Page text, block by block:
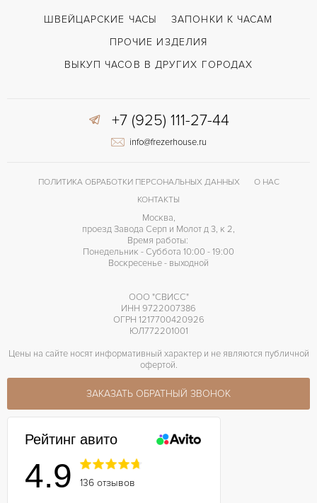
ВОЗМОЖНОСТИ ДОСТАВКИ С документами
Двойной сложности застежка
ШВЕЙЦАРСКИЕ ЧАСЫ
ЗАПОНКИ К ЧАСАМ
ПРОЧИЕ ИЗДЕЛИЯ
ВЫКУП ЧАСОВ В ДРУГИХ ГОРОДАХ
+7 (925) 111-27-44
info@frezerhouse.ru
ПОЛИТИКА ОБРАБОТКИ ПЕРСОНАЛЬНЫХ ДАННЫХ
О НАС
КОНТАКТЫ
Москва,
проезд Завода Серп и Молот д 3, к 2,
Время работы:
Понедельник - Суббота 10:00 - 19:00
Воскресенье - выходной
ООО "СВИСС"
ИНН 9722007386
ОГРН 1217700420926
ЮЛ772201001
Цены на сайте носят информативный характер и не являются публичной
офертой.
ЗАКАЗАТЬ ОБРАТНЫЙ ЗВОНОК
Рейтинг авито
4.9 136 отзывов